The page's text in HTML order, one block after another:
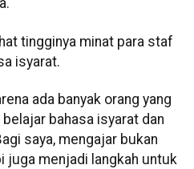
tingginya minat para staf
isyarat.
ada banyak orang yang
bahasa isyarat dan
saya, mengajar bukan
juga menjadi langkah untuk